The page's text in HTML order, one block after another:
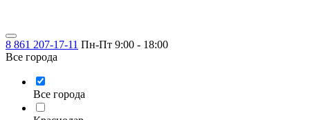
8 861 207-17-11 Пн-Пт 9:00 - 18:00
Все города
Все города